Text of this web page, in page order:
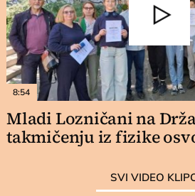
8:54
Mladi Lozničani na
takmičenju iz fizike
SVI VIDEO